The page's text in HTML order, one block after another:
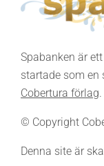
Spabanken är
startade som en
Cobertura förlag.
© Copyright
Denna site är